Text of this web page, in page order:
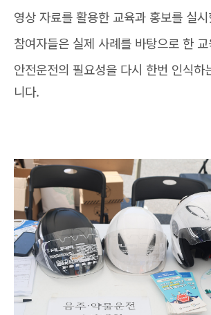
영상 자료를 활용한 교육과 홍보를 실
참여자들은 실제 사례를 바탕으로 한
안전운전의 필요성을 다시 한번 인식하
니다.